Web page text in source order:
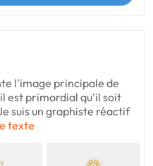
l'image principale de
est primordial qu'il soit
suis un graphiste réactif
texte